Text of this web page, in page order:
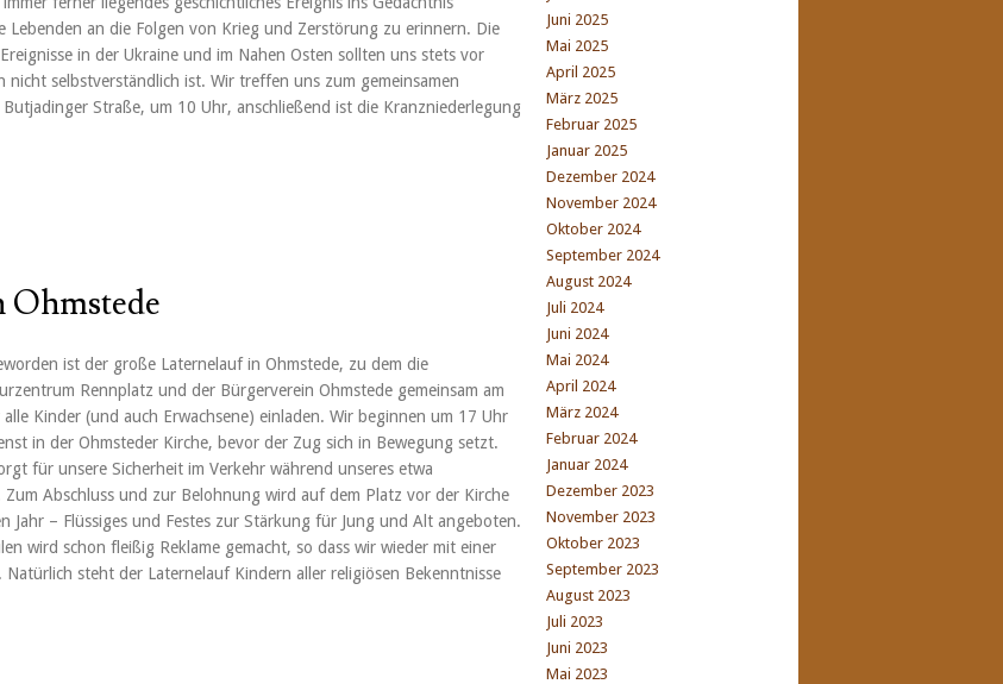
Lebenden an die Folgen von Krieg und Zerstörung zu erinnern. Die
in der Ukraine und im Nahen Osten sollten uns stets vor
nicht selbstverständlich ist. Wir treffen uns zum gemeinsamen
Straße, um 10 Uhr, anschließend ist die Kranzniederlegung
ist der große Laternelauf in Ohmstede, zu dem die
Rennplatz und der Bürgerverein Ohmstede gemeinsam am
Kinder (und auch Erwachsene) einladen. Wir beginnen um 17 Uhr
in der Ohmsteder Kirche, bevor der Zug sich in Bewegung setzt.
für unsere Sicherheit im Verkehr während unseres etwa
Abschluss und zur Belohnung wird auf dem Platz vor der Kirche
Jahr – Flüssiges und Festes zur Stärkung für Jung und Alt angeboten.
wird schon fleißig Reklame gemacht, so dass wir wieder mit einer
steht der Laternelauf Kindern aller religiösen Bekenntnisse
Juni 2025
Mai 2025
April 2025
März 2025
Februar 2025
Januar 2025
Dezember 2024
November 2024
Oktober 2024
September 2024
August 2024
Juli 2024
Juni 2024
Mai 2024
April 2024
März 2024
Februar 2024
Januar 2024
Dezember 2023
November 2023
Oktober 2023
September 2023
August 2023
Juli 2023
Juni 2023
Mai 2023